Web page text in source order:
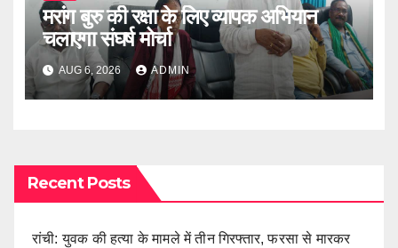
मरांग बुरु की रक्षा के लिए व्यापक अभियान
चलाएगा संघर्ष मोर्चा
AUG 6, 2026 ADMIN
Recent Posts
रांची: युवक की हत्या के मामले में तीन गिरफ्तार, फरसा से मारकर